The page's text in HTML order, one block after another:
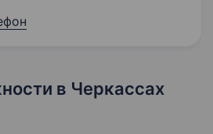
в Черкассах